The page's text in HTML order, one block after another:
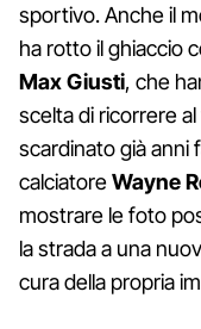
sportivo. Anche il
ha rotto il ghiaccio
Max Giusti, che
scelta di ricorrere
scardinato già anni
calciatoreWayne
mostrare le foto
la strada a una
cura della propria